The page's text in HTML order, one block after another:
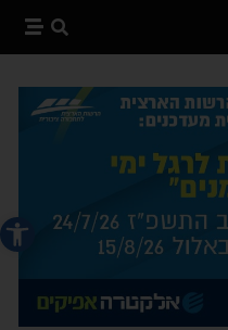
פתח